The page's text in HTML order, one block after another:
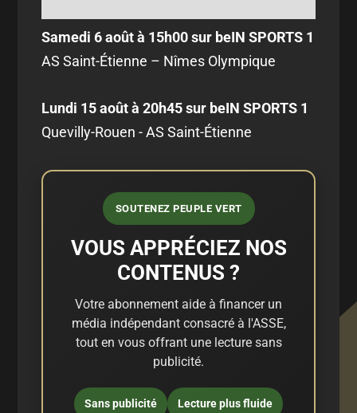
Samedi 6 août à 15h00 sur beIN SPORTS 1
AS Saint-Étienne – Nîmes Olympique
Lundi 15 août à 20h45 sur beIN SPORTS 1
Quevilly-Rouen - AS Saint-Étienne
SOUTENEZ PEUPLE VERT
VOUS APPRÉCIEZ NOS
CONTENUS ?
Votre abonnement aide à financer un
média indépendant consacré à l'ASSE,
tout en vous offrant une lecture sans
publicité.
Sans publicité Lecture plus fluide